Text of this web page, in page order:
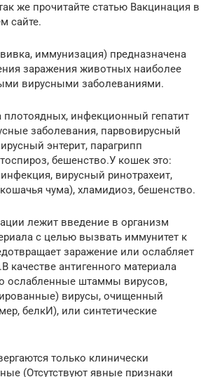
же прочитайте статью Вакцинация в
сайте.
иммунизация) предназначена
заражения животных наиболее
вирусными заболеваниями.
плотоядных, инфекционный гепатит
заболевания, парвовирусный
энтерит, парагрипп
бешенство.У кошек это:
вирусный ринотрахеит,
чума), хламидиоз, бешенство.
лежит введение в организм
с целью вызвать иммунитет к
заражение или ослабляет
качестве антигенного материала
ослабленные штаммы вирусов,
вирусы, очищенный
белкИ), или синтетические
только клинически
(Отсутствуют явные признаки